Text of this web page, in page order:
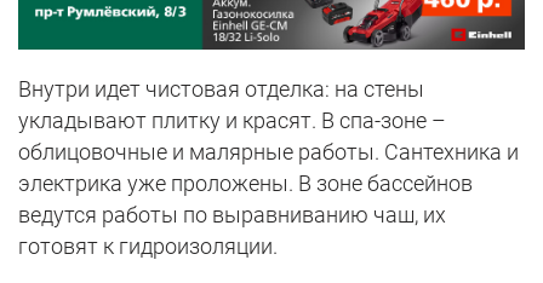
Внутри идет чистовая отделка: на стены
укладывают плитку и красят. В спа-зоне –
облицовочные и малярные работы. Сантехника и
электрика уже проложены. В зоне бассейнов
ведутся работы по выравниванию чаш, их
готовят к гидроизоляции.